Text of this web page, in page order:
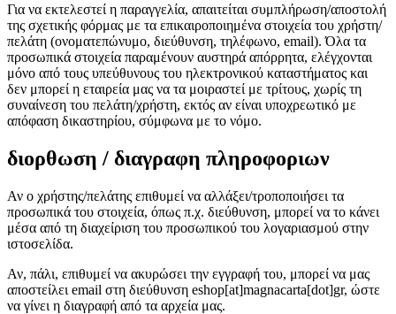
Για να εκτελεστεί η παραγγελία, απαιτείται συμπλήρωση/αποστολή
της σχετικής φόρμας με τα επικαιροποιημένα στοιχεία του χρήστη/
πελάτη (ονοματεπώνυμο, διεύθυνση, τηλέφωνο, email). Όλα τα
προσωπικά στοιχεία παραμένουν αυστηρά απόρρητα, ελέγχονται
μόνο από τους υπεύθυνους του ηλεκτρονικού καταστήματος και
δεν μπορεί η εταιρεία μας να τα μοιραστεί με τρίτους, χωρίς τη
συναίνεση του πελάτη/χρήστη, εκτός αν είναι υποχρεωτικό με
απόφαση δικαστηρίου, σύμφωνα με το νόμο.
διορθωση / διαγραφη πληροφοριων
Αν ο χρήστης/πελάτης επιθυμεί να αλλάξει/τροποποιήσει τα
προσωπικά του στοιχεία, όπως π.χ. διεύθυνση, μπορεί να το κάνει
μέσα από τη διαχείριση του προσωπικού του λογαριασμού στην
ιστοσελίδα.
Αν, πάλι, επιθυμεί να ακυρώσει την εγγραφή του, μπορεί να μας
αποστείλει email στη διεύθυνση eshop[at]magnacarta[dot]gr, ώστε
να γίνει η διαγραφή από τα αρχεία μας.